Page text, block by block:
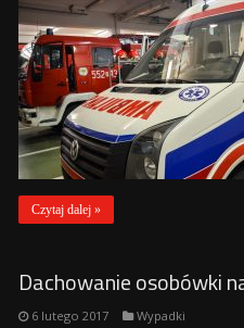
Czytaj dalej »
Dachowanie osobówki
6 lutego 2017 Wypadki